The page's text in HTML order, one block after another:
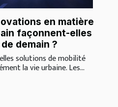
en matière
façonnent-elles
demain ?
solutions de mobilité
la vie urbaine. Les...